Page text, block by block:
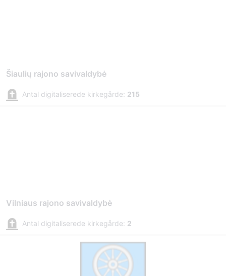
Šiaulių rajono savivaldybė
Antal digitaliserede kirkegårde: 215
Vilniaus rajono savivaldybė
Antal digitaliserede kirkegårde: 2